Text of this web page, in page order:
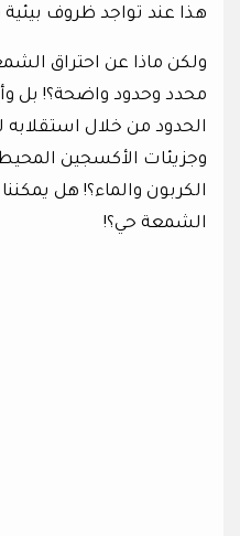
هذا عند تواجد ظروف بيئية
ولكن ماذا عن احتراق
محدد وحدود واضحة؟! بل
الحدود من خلال
وجزيئات الأكسجين
الكربون والماء؟! هل
الشمعة حي؟!